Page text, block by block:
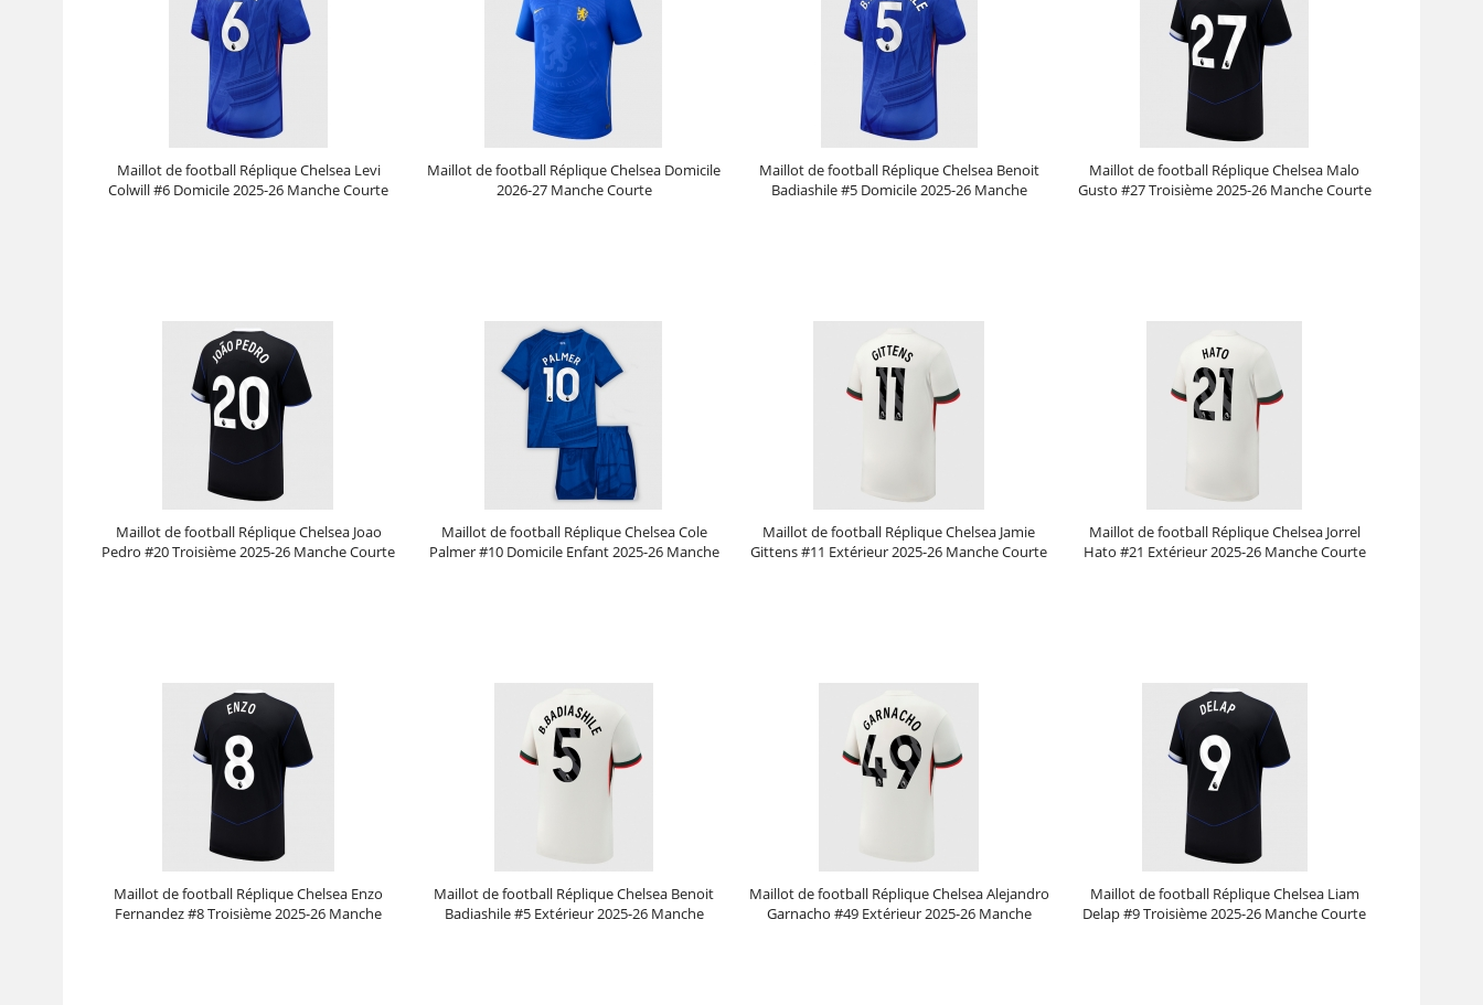
Maillot de football Réplique Chelsea Levi
Colwill #6 Domicile 2025-26 Manche Courte
Maillot de football Réplique Chelsea Domicile
2026-27 Manche Courte
Maillot de football Réplique Chelsea Benoit
Badiashile #5 Domicile 2025-26 Manche
Maillot de football Réplique Chelsea Malo
Gusto #27 Troisième 2025-26 Manche Courte
Maillot de football Réplique Chelsea Joao
Pedro #20 Troisième 2025-26 Manche Courte
Maillot de football Réplique Chelsea Cole
Palmer #10 Domicile Enfant 2025-26 Manche
Maillot de football Réplique Chelsea Jamie
Gittens #11 Extérieur 2025-26 Manche Courte
Maillot de football Réplique Chelsea Jorrel
Hato #21 Extérieur 2025-26 Manche Courte
Maillot de football Réplique Chelsea Enzo
Fernandez #8 Troisième 2025-26 Manche
Maillot de football Réplique Chelsea Benoit
Badiashile #5 Extérieur 2025-26 Manche
Maillot de football Réplique Chelsea Alejandro
Garnacho #49 Extérieur 2025-26 Manche
Maillot de football Réplique Chelsea Liam
Delap #9 Troisième 2025-26 Manche Courte